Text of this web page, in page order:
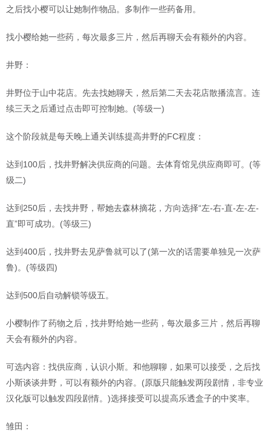
之后找小樱可以让她制作物品。多制作一些药备用。
找小樱给她一些药，每次最多三片，然后再聊天会有额外的内容。
井野：
井野位于山中花店。先去找她聊天，然后第二天去花店散播流言。连
续三天之后通过点击即可控制她。(等级一)
这个阶段就是每天晚上通关训练提高井野的FC程度：
达到100后，找井野解决供应商的问题。去体育馆见供应商即可。(等
级二)
达到250后，去找井野，帮她去森林摘花，方向选择“左-右-直-左-左-
直”即可成功。(等级三)
达到400后，找井野去见萨鲁就可以了(第一次的话需要单独见一次萨
鲁)。(等级四)
达到500后自动解锁等级五。
小樱制作了药物之后，找井野给她一些药，每次最多三片，然后再聊
天会有额外的内容。
可选内容：找供应商，认识小斯。和他聊聊，如果可以接受，之后找
小斯谈谈井野，可以有额外的内容。(原版只能触发两段剧情，非专业
汉化版可以触发四段剧情。)选择接受可以提高乐透盒子的中奖率。
雏田：